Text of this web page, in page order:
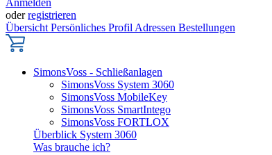
Anmelden
oderregistrieren
Übersicht Persönliches Profil Adressen Bestellungen
SimonsVoss - Schließanlagen
SimonsVoss System 3060
SimonsVoss MobileKey
SimonsVoss SmartIntego
SimonsVoss FORTLOX
Überblick System 3060
Was brauche ich?